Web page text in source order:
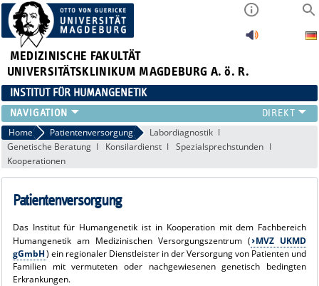
MEDIZINISCHE FAKULTÄT
UNIVERSITÄTSKLINIKUM MAGDEBURG A. ö. R.
INSTITUT FÜR HUMANGENETIK
INSTITUT
PATIENTENVERSORGUNG
QUALITÄTSMANAGEMENT
FORSCHUNG
FORMULARE
Home Patientenversorgung
Labordiagnostik
Genetische Beratung
Konsilardienst
Spezialsprechstunden
Kooperationen
Patientenversorgung
Das Institut für Humangenetik ist in Kooperation mit dem Fachbereich
Humangenetik am Medizinischen Versorgungszentrum ( MVZ UKMD
gGmbH) ein regionaler Dienstleister in der Versorgung von Patienten und
Familien mit vermuteten oder nachgewiesenen genetisch bedingten
Erkrankungen.